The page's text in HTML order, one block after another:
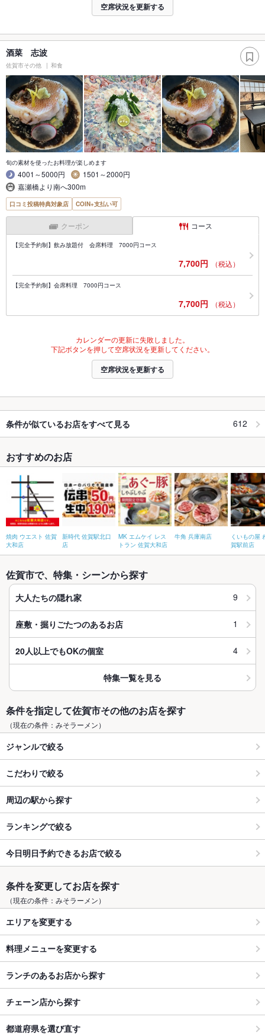
空席状況を更新する
酒菜 志波
佐賀市その他 和食
旬の素材を使ったお料理が楽しめます
4001～5000円
1501～2000円
嘉瀬橋より南へ300m
口コミ投稿特典対象店 COIN+支払い可
クーポン コース
【完全予約制】飲み放題付 会席料理 7000円コース
7,700円 （税込）
【完全予約制】会席料理 7000円コース
7,700円 （税込）
カレンダーの更新に失敗しました。
下記ボタンを押して空席状況を更新してください。
空席状況を更新する
条件が似ているお店をすべて見る 612
おすすめのお店
焼肉 ウエスト 佐賀
大和店
新時代 佐賀駅北口
店
MK エムケイ レス
トラン 佐賀大和店
牛角 兵庫南店
くいもの屋
賀駅前店
佐賀市で、特集・シーンから探す
大人たちの隠れ家 9
座敷・掘りごたつのあるお店 1
20人以上でもOKの個室 4
特集一覧を見る
条件を指定して佐賀市その他のお店を探す
（現在の条件：みそラーメン）
ジャンルで絞る
こだわりで絞る
周辺の駅から探す
ランキングで絞る
今日明日予約できるお店で絞る
条件を変更してお店を探す
（現在の条件：みそラーメン）
エリアを変更する
料理メニューを変更する
ランチのあるお店から探す
チェーン店から探す
都道府県を選び直す